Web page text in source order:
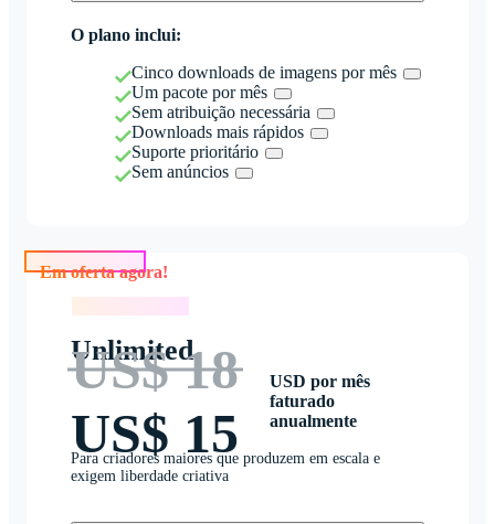
O plano inclui:
Cinco downloads de imagens por mês
Um pacote por mês
Sem atribuição necessária
Downloads mais rápidos
Suporte prioritário
Sem anúncios
Unlimited
US$ 18
US$ 15
USD por mês
faturado
anualmente
Para criadores maiores que produzem em escala e
exigem liberdade criativa